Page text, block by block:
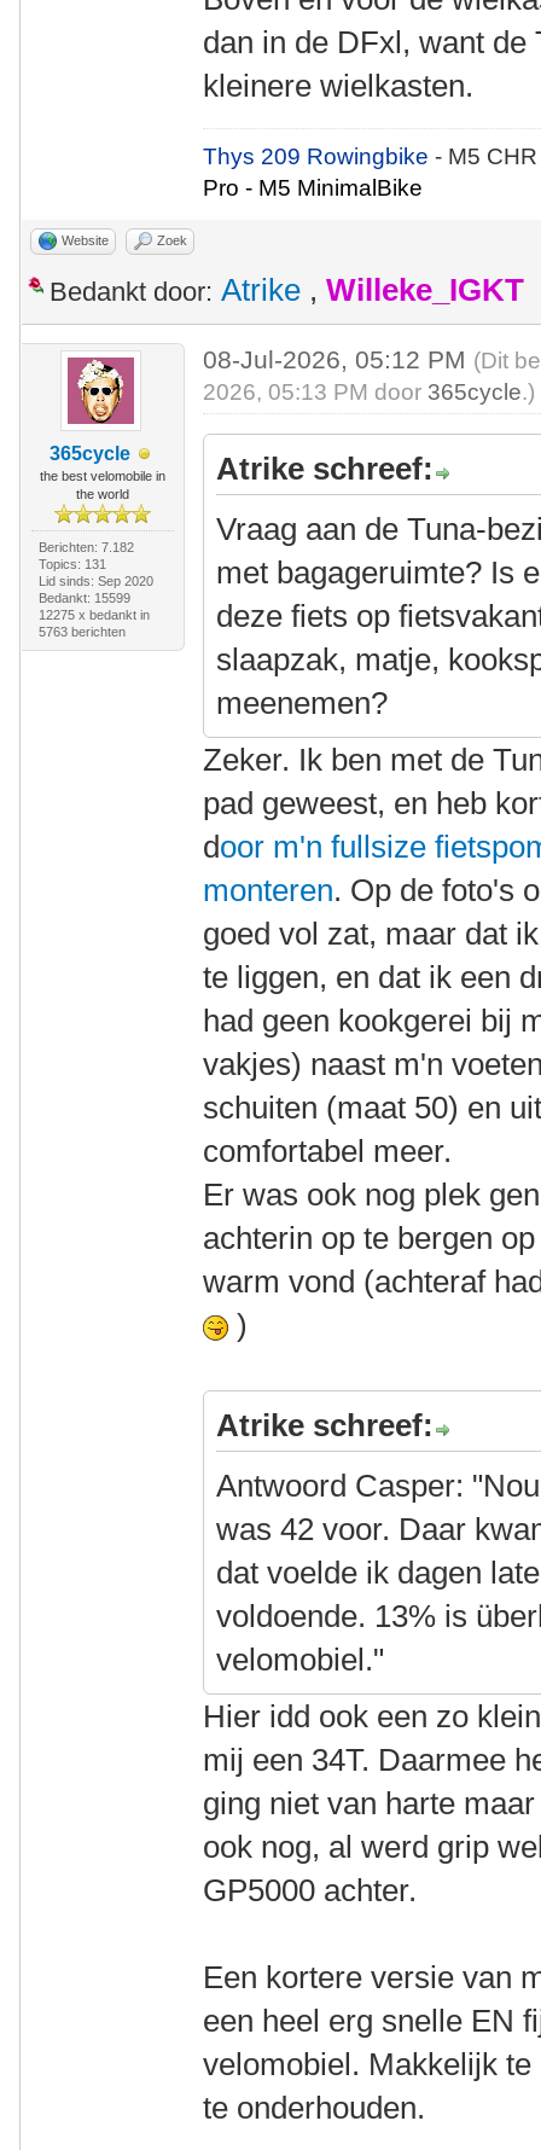
dan in de DFxl, want de
kleinere wielkasten.
Thys 209 Rowingbike- M5
Pro - M5 MinimalBike
Website Zoek
Bedankt door: Atrike , Willeke_IGKT
365cycle
the best velomobile in
the world
Berichten: 7.182
Topics: 131
Lid sinds: Sep 2020
Bedankt: 15599
12275 x bedankt in
5763 berichten
08-Jul-2026, 05:12 PM (Dit
2026, 05:13 PM door 365cycle.)
Atrike schreef:
Vraag aan de Tuna-
met bagageruimte? Is
deze fiets op
slaapzak, matje,
meenemen?
Zeker. Ik ben met de
pad geweest, en heb
door m'n fullsize
monteren. Op de foto's
goed vol zat, maar dat
te liggen, en dat ik een
had geen kookgerei bij
vakjes) naast m'n
schuiten (maat 50) en
comfortabel meer.
Er was ook nog plek
achterin op te bergen
warm vond (achteraf
)
Atrike schreef:
Antwoord Casper:
was 42 voor. Daar
dat voelde ik dagen
voldoende. 13% is
velomobiel."
Hier idd ook een zo
mij een 34T. Daarmee
ging niet van harte
ook nog, al werd grip
GP5000 achter.
Een kortere versie van
een heel erg snelle EN
velomobiel. Makkelijk
te onderhouden.